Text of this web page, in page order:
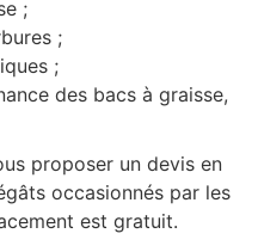
;
;
;
des bacs à graisse,
proposer un devis en
occasionnés par les
est gratuit.